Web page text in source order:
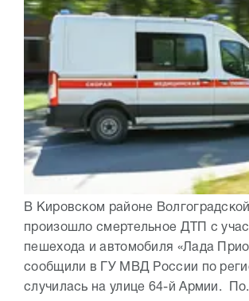
В Кировском районе
произошло смертельное ДТП с
пешехода и автомобиля «Лада
сообщили в ГУ МВД России по
случилась на улице 64-й Армии.